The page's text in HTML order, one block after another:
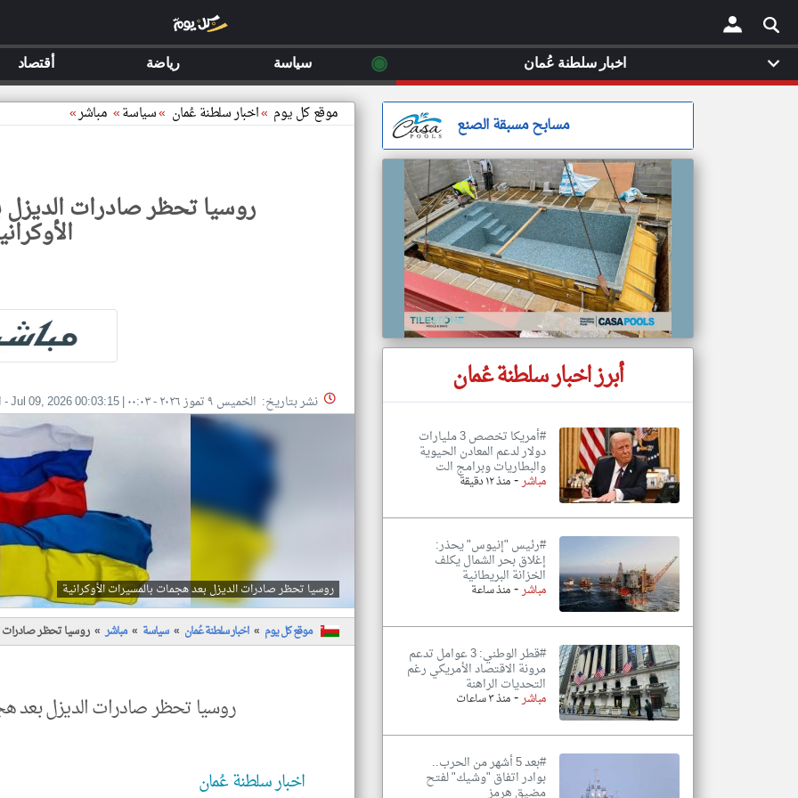
× موقع كل يوم »اخبار سلطنة عُمان »سياسة» مباشر»
روسيا تحظر صادرات
نشر بتاريخ: الخميس ٩ تموز ٢٠٢٦ - ٠٠:٠٣ |
Jul 09, 2026 00:03:15
-
روسيا تحظر صادرات الديزل بعد هجمات بالمسيرات الأوكرانية
موقع كل يوم اخبار سلطنة عُمان سياسة مباشر روسيا تحظر صادرات
روسيا تحظر صادرات الديزل بعد
اخبار سلطنة عُمان
مسابح مسبقة الصنع
أبرز اخبار سلطنة عُمان
#أمريكا تخصص 3 مليارات
دولار لدعم المعادن الحيوية
والبطاريات وبرامج الت
مباشر-منذ ١٢ دقيقة
#رئيس "إنيوس" يحذر:
إغلاق بحر الشمال يكلف
الخزانة البريطانية
مباشر-منذ ساعة
#قطر الوطني: 3 عوامل تدعم
مرونة الاقتصاد الأمريكي رغم
التحديات الراهنة
مباشر-منذ ٣ ساعات
#بعد 5 أشهر من الحرب..
بوادر اتفاق "وشيك" لفتح
مضيق هرمز
اخبار سلطنة عُمان ◉ سياسة رياضة أقتصاد